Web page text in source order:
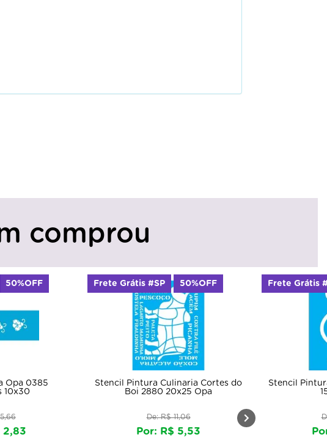
comprou
Opa 0385
10x30
2,83
50%OFF
Stencil Pintura Culinaria Cortes do
Boi 2880 20x25 Opa
De: R$ 11,06
Por: R$ 5,53
Frete Grátis #SP 50%OFF
Stencil
Frete Grátis